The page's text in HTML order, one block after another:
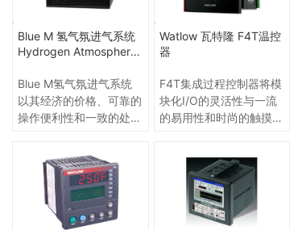
Blue M 氢气氛进气系统
Hydrogen Atmosphere
Blue M氢气氛进气系统
以其经济的价格、可靠的
操作便利性和一致的处理
Watlow 瓦特隆 F4T温控
器
F4T集成过程控制器将模
块化I/O的灵活性与一流
的易用性和时尚的触摸屏
广泛的应用和设备的扩展
需求。